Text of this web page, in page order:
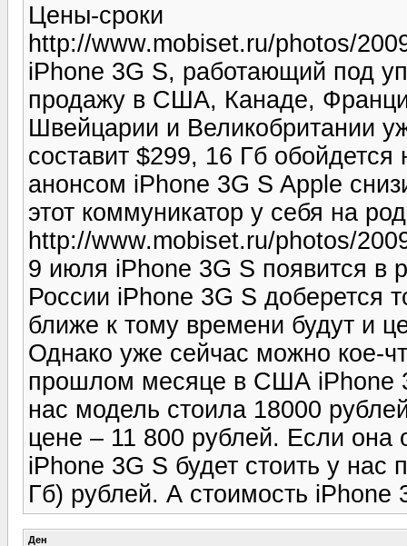
Цены-сроки
http://www.mobiset.ru/photos/
iPhone 3G S, работающий под
продажу в США, Канаде,
Швейцарии и Великобритании
составит $299, 16 Гб
анонсом iPhone 3G S Apple
этот коммуникатор у себя на
http://www.mobiset.ru/photos/
9 июля iPhone 3G S появится в
России iPhone 3G S доберется
ближе к тому времени будут и
Однако уже сейчас можно кое-
прошлом месяце в США iPhone
нас модель стоила 18000
цене – 11 800 рублей. Если она
iPhone 3G S будет стоить у
Гб) рублей. А стоимость iPhone
Ден